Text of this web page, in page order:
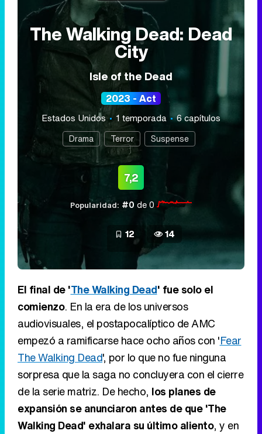
The Walking Dead: Dead
City
Isle of the Dead
2023 - Act
Estados Unidos 1 temporada 6 capítulos
Drama Terror Suspense
7,2
Popularidad: #0 de 0
12 14
El final de 'The Walking Dead' fue solo el
comienzo. En la era de los universos
audiovisuales, el postapocalíptico de AMC
empezó a ramificarse hace ocho años con 'Fear
The Walking Dead', por lo que no fue ninguna
sorpresa que la saga no concluyera con el cierre
de la serie matriz. De hecho, los planes de
expansión se anunciaron antes de que 'The
Walking Dead' exhalara su último aliento, y en